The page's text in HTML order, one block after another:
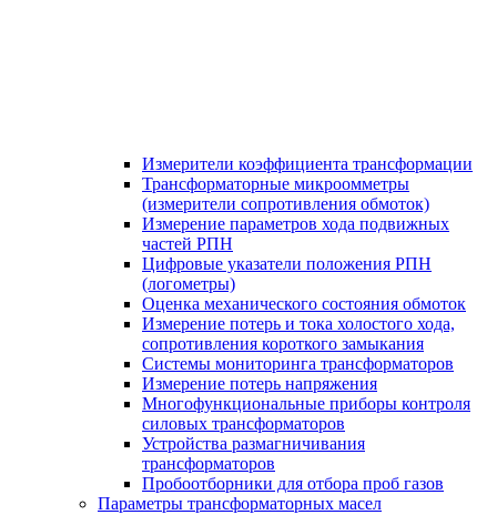
Измерители коэффициента трансформации
Трансформаторные микроомметры
(измерители сопротивления обмоток)
Измерение параметров хода подвижных
частей РПН
Цифровые указатели положения РПН
(логометры)
Оценка механического состояния обмоток
Измерение потерь и тока холостого хода,
сопротивления короткого замыкания
Системы мониторинга трансформаторов
Измерение потерь напряжения
Многофункциональные приборы контроля
силовых трансформаторов
Устройства размагничивания
трансформаторов
Пробоотборники для отбора проб газов
Параметры трансформаторных масел